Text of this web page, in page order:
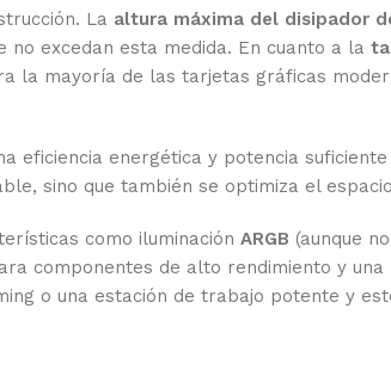
La altura máxima del disipador
excedan esta medida. En cuanto a la
la mayoría de las tarjetas gráficas
eficiencia energética y potencia
sino que también se optimiza el
como iluminación ARGB (aunque
componentes de alto rendimiento y
o una estación de trabajo potente y